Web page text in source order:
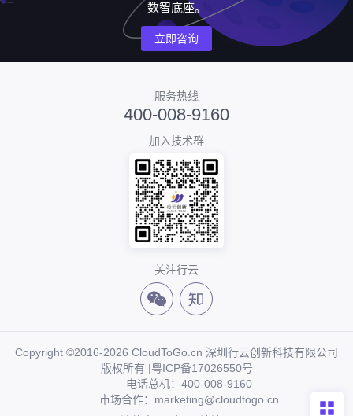
数智底座。
立即咨询
服务热线
400-008-9160
加入技术群
关注行云
Copyright ©2016-2026 CloudToGo.cn 深圳行云创新科技有限公司
版权所有 |粤ICP备17026550号
电话总机：400-008-9160
市场合作：marketing@cloudtogo.cn